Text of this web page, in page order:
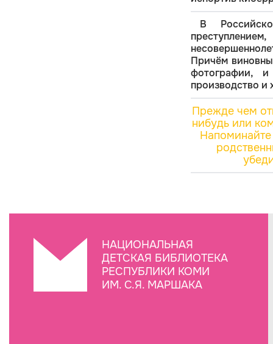
В
Причём
фотографии,
производство и
Прежде чем
нибудь или
Напоминайте
НАЦИОНАЛЬНАЯ
ДЕТСКАЯ БИБЛИОТЕКА
РЕСПУБЛИКИ КОМИ
ИМ. С.Я. МАРШАКА